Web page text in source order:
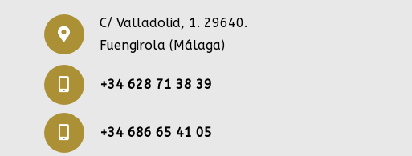
C/ Valladolid, 1. 29640.
Fuengirola (Málaga)
+34 628 71 38 39
+34 686 65 41 05